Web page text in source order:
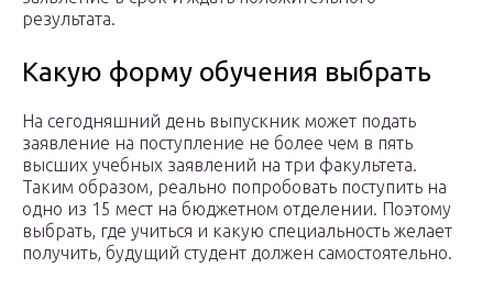
результата.
Какую форму обучения выбрать
На сегодняшний день выпускник может подать
заявление на поступление не более чем в пять
высших учебных заявлений на три факультета.
Таким образом, реально попробовать поступить на
одно из 15 мест на бюджетном отделении. Поэтому
выбрать, где учиться и какую специальность желает
получить, будущий студент должен самостоятельно.